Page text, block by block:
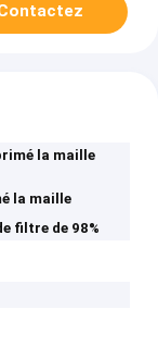
la maille
la maille
filtre de 98%